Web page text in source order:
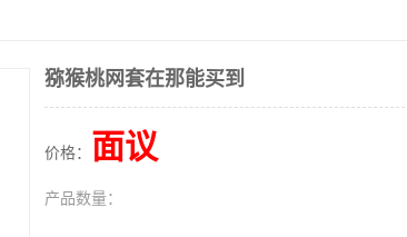
猕猴桃网套在那能买到
价格： 面议
产品数量：